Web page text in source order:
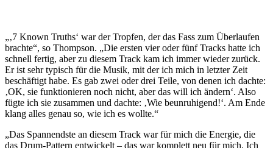
„‚7 Known Truths‘ war der Tropfen, der das Fass zum Überlaufen
brachte“, so Thompson. „Die ersten vier oder fünf Tracks hatte ich
schnell fertig, aber zu diesem Track kam ich immer wieder zurück.
Er ist sehr typisch für die Musik, mit der ich mich in letzter Zeit
beschäftigt habe. Es gab zwei oder drei Teile, von denen ich dachte:
‚OK, sie funktionieren noch nicht, aber das will ich ändern‘. Also
fügte ich sie zusammen und dachte: ‚Wie beunruhigend!‘. Am Ende
klang alles genau so, wie ich es wollte.“
„Das Spannendste an diesem Track war für mich die Energie, die
das Drum-Pattern entwickelt – das war komplett neu für mich. Ich